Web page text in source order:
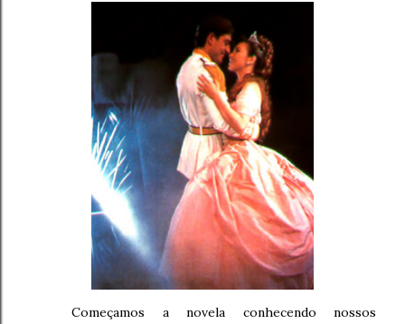
Começamos a novela conhecendo nossos